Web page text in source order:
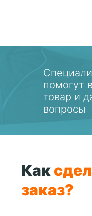
помогут
товар и
вопросы
Как
заказ?